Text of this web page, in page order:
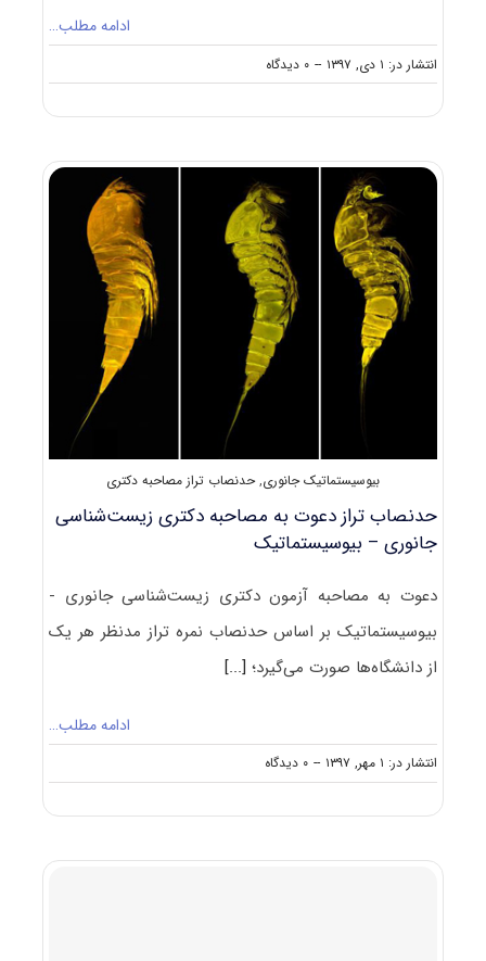
ادامه مطلب…
انتشار در: ۱ دی, ۱۳۹۷ -- ۰ دیدگاه
on
دانلود
۹۸
زیست‌شناسی
جانوری
–
بیوسیستماتیک
کد
۲۲۲۴
بیوسیستماتیک جانوری,حدنصاب تراز مصاحبه دکتری
حدنصاب تراز دعوت به مصاحبه دکتری زیست‌شناسی
جانوری – بیوسیستماتیک
دعوت به مصاحبه آزمون دکتری زیست‌شناسی جانوری -
بیوسیستماتیک بر اساس حدنصاب نمره تراز مدنظر هر یک
از دانشگاه‌ها صورت می‌گیرد؛[...]
ادامه مطلب…
انتشار در: ۱ مهر, ۱۳۹۷ -- ۰ دیدگاه
on
حدنصاب
دعوت
مصاحبه